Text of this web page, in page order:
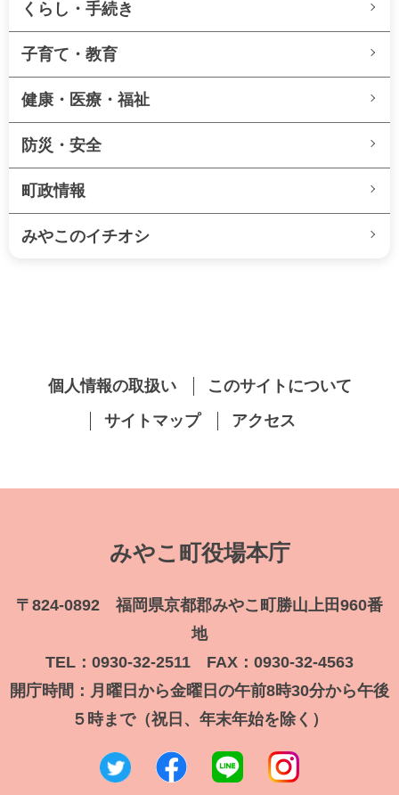
くらし・手続き
子育て・教育
健康・医療・福祉
防災・安全
町政情報
みやこのイチオシ
個人情報の取扱い
このサイトについて
サイトマップ
アクセス
みやこ町役場本庁
〒824-0892 福岡県京都郡みやこ町勝山上田960番
地
TEL：0930-32-2511 FAX：0930-32-4563
開庁時間：月曜日から金曜日の午前8時30分から午後
５時まで（祝日、年末年始を除く）